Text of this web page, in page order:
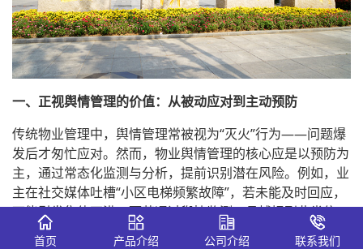
一、正视舆情管理的价值：从被动应对到主动预防
传统物业管理中，舆情管理常被视为“灭火”行为——问题爆
发后才匆忙应对。然而，物业舆情管理的核心应是以预防为
主，通过常态化监测与分析，提前识别潜在风险。例如，业
主在社交媒体吐槽“小区电梯频繁故障”，若未能及时回应，
可能引发集体不满；而若通过舆情监测工具捕捉到此类信
息，物业可迅速排查问题并主动通报整改进展，将负面舆情
首页 产品介绍 公司介绍 联系我们